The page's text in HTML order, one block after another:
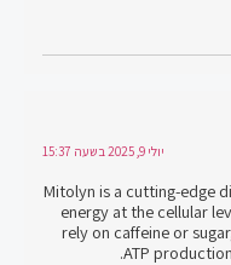
יולי 9, 2025 בשעה 15:37
Mitolyn is a cutting-edge
energy at the cellular
rely on caffeine or
ATP